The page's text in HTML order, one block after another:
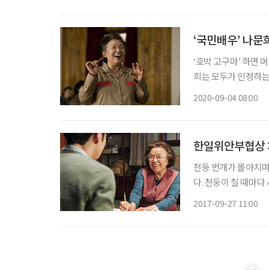
‘국민배우’ 나
‘호박 고구마’ 하면
희는 모두가 인정하
2020-09-04 08:00
한일위안부협상
천둥 번개가 몰아치
다. 천둥이 칠 때마
2017-09-27 11:00